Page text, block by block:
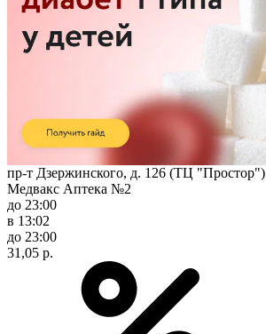
пр-т Дзержинского, д. 126 (ТЦ "Простор")
Медвакс Аптека №2
до 23:00
в 13:02
до 23:00
31,05 р.